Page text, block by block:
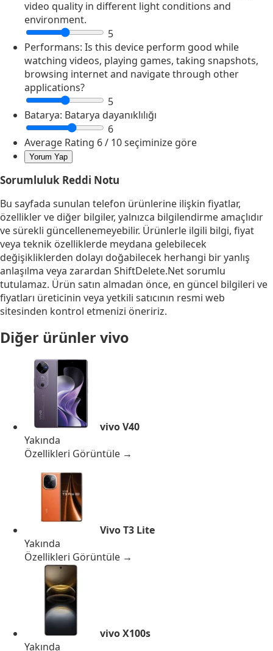
video quality in different light conditions and
environment.
5
Performans: Is this device perform good while
watching videos, playing games, taking snapshots,
browsing internet and navigate through other
applications?
5
Batarya: Batarya dayanıklılığı
6
Average Rating 6/ 10 seçiminize göre
Sorumluluk Reddi Notu
Bu sayfada sunulan telefon ürünlerine ilişkin fiyatlar,
özellikler ve diğer bilgiler, yalnızca bilgilendirme amaçlıdır
ve sürekli güncellenemeyebilir. Ürünlerle ilgili bilgi, fiyat
veya teknik özelliklerde meydana gelebilecek
değişikliklerden dolayı doğabilecek herhangi bir yanlış
anlaşılma veya zarardan ShiftDelete.Net sorumlu
tutulamaz. Ürün satın almadan önce, en güncel bilgileri ve
fiyatları üreticinin veya yetkili satıcının resmi web
sitesinden kontrol etmenizi öneririz.
Diğer ürünler vivo
vivo V40
Yakında
Özellikleri Görüntüle →
Vivo T3 Lite
Yakında
Özellikleri Görüntüle →
vivo X100s
Yakında